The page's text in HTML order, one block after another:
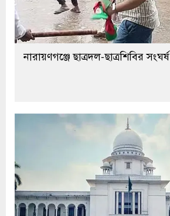
নারায়ণগঞ্জে ছাত্রদল-ছাত্রশিবির সংঘর্ষ